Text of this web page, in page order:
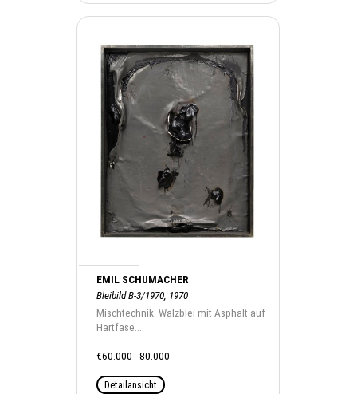
EMIL SCHUMACHER
Bleibild B-3/1970, 1970
Mischtechnik. Walzblei mit Asphalt auf
Hartfase...
€60.000 - 80.000
Detailansicht